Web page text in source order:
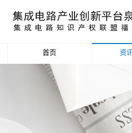
首页 资
政
活